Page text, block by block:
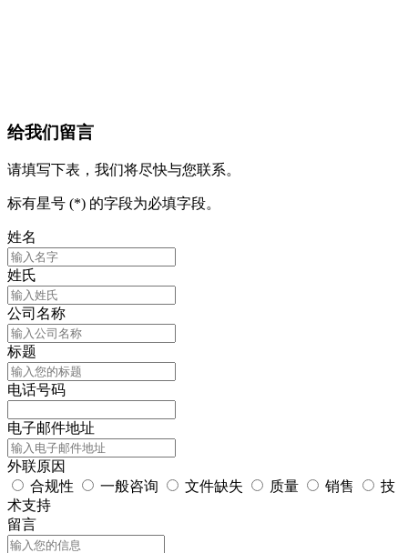
给我们留言
请填写下表，我们将尽快与您联系。
标有星号 (*) 的字段为必填字段。
姓名
姓氏
公司名称
标题
电话号码
电子邮件地址
外联原因
合规性
一般咨询 文件缺失 质量 销售
技
术支持
留言